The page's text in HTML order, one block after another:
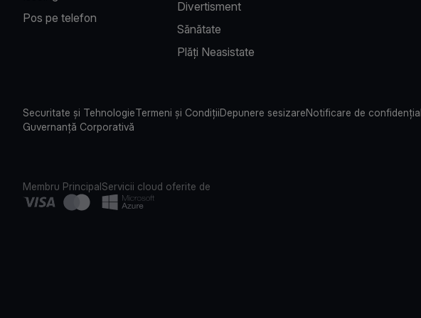
Pos pe telefon
Divertisment
Sănătate
Plăți Neasistate
Securitate și TehnologieTermeni și CondițiiDepunere sesizareNotificare de
Guvernanță Corporativă
Membru PrincipalServicii cloud oferite de